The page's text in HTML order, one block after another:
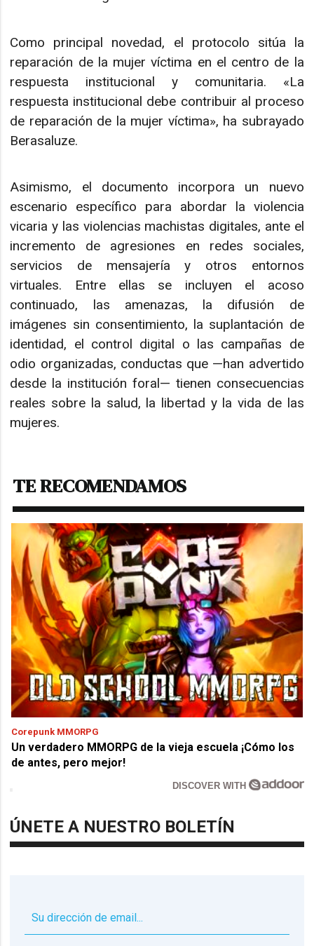
Como principal novedad, el protocolo sitúa la
reparación de la mujer víctima en el centro de la
respuesta institucional y comunitaria. «La
respuesta institucional debe contribuir al proceso
de reparación de la mujer víctima», ha subrayado
Berasaluze.
Asimismo, el documento incorpora un nuevo
escenario específico para abordar la violencia
vicaria y las violencias machistas digitales, ante el
incremento de agresiones en redes sociales,
servicios de mensajería y otros entornos
virtuales. Entre ellas se incluyen el acoso
continuado, las amenazas, la difusión de
imágenes sin consentimiento, la suplantación de
identidad, el control digital o las campañas de
odio organizadas, conductas que —han advertido
desde la institución foral— tienen consecuencias
reales sobre la salud, la libertad y la vida de las
mujeres.
TE RECOMENDAMOS
Corepunk MMORPG
Un verdadero MMORPG de la vieja escuela ¡Cómo los
de antes, pero mejor!
DISCOVER WITH
ÚNETE A NUESTRO BOLETÍN